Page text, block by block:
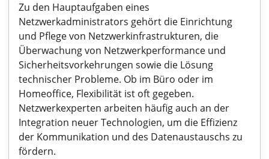
Zu den Hauptaufgaben eines
Netzwerkadministrators gehört die Einrichtung
und Pflege von Netzwerkinfrastrukturen, die
Überwachung von Netzwerkperformance und
Sicherheitsvorkehrungen sowie die Lösung
technischer Probleme. Ob im Büro oder im
Homeoffice, Flexibilität ist oft gegeben.
Netzwerkexperten arbeiten häufig auch an der
Integration neuer Technologien, um die Effizienz
der Kommunikation und des Datenaustauschs zu
fördern.